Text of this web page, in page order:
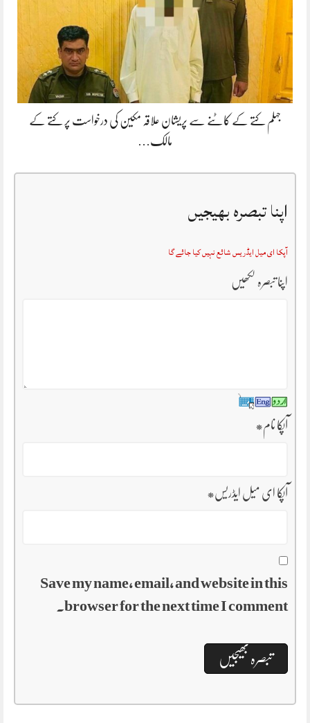
جہلم کتے کے کاٹنے سے پریشان علاقہ مکین کی درخواست پر کتے کے
مالک…
اپنا تبصرہ بھیجیں
آپکا ای میل ایڈریس شائع نہیں کیا جائے گا
اپنا تبصرہ لکھیں
آپکا نام*
آپکا ای میل ایڈریس*
Save my name, email, and website in this
browser for the next time I comment.